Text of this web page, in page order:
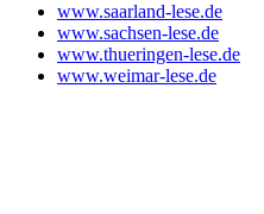
www.saarland-lese.de
www.sachsen-lese.de
www.thueringen-lese.de
www.weimar-lese.de